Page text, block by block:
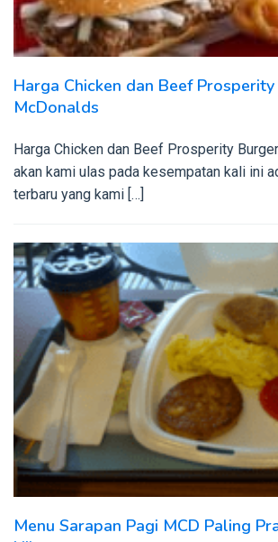
Harga Chicken dan Beef
McDonalds
Harga Chicken dan Beef Prosperity
akan kami ulas pada kesempatan kali ini
terbaru yang kami […]
Menu Sarapan Pagi MCD Paling